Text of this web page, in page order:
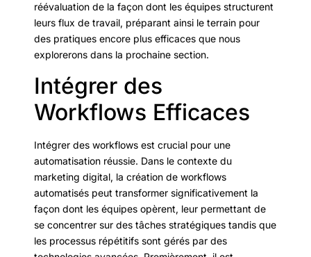
réévaluation de la façon dont les équipes structurent
leurs flux de travail, préparant ainsi le terrain pour
des pratiques encore plus efficaces que nous
explorerons dans la prochaine section.
Intégrer des
Workflows Efficaces
Intégrer des workflows est crucial pour une
automatisation réussie. Dans le contexte du
marketing digital, la création de workflows
automatisés peut transformer significativement la
façon dont les équipes opèrent, leur permettant de
se concentrer sur des tâches stratégiques tandis que
les processus répétitifs sont gérés par des